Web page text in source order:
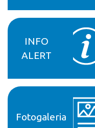
INFO
ALERT
Fotogaleria